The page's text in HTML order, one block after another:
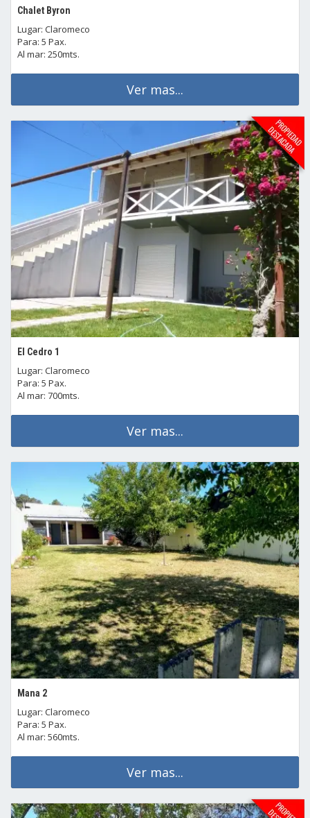
Chalet Byron
Lugar: Claromeco
Para: 5 Pax.
Al mar: 250mts.
Ver mas...
El Cedro 1
Lugar: Claromeco
Para: 5 Pax.
Al mar: 700mts.
Ver mas...
Mana 2
Lugar: Claromeco
Para: 5 Pax.
Al mar: 560mts.
Ver mas...